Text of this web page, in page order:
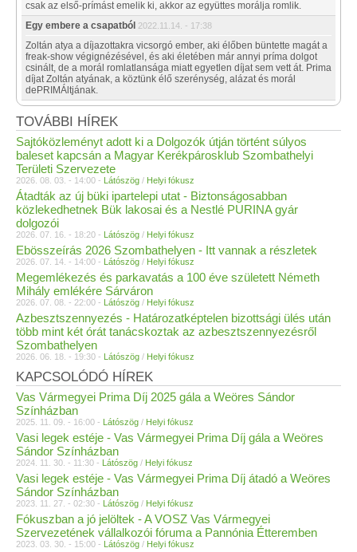
csak az első-prímást emelik ki, akkor az együttes morálja romlik.
Egy embere a csapatból 2022.11.14. - 17:38
Zoltán atya a díjazottakra vicsorgó ember, aki élőben büntette magát a
freak-show végignézésével, és aki életében már annyi príma dolgot
csinált, de a morál romlatlansága miatt egyetlen díjat sem vett át. Prima
díjat Zoltán atyának, a köztünk élő szerénység, alázat és morál
dePRIMÁltjának.
TOVÁBBI HÍREK
Sajtóközleményt adott ki a Dolgozók útján történt súlyos
baleset kapcsán a Magyar Kerékpárosklub Szombathelyi
Területi Szervezete
2026. 08. 03. - 14:00 - Látószög / Helyi fókusz
Átadták az új büki ipartelepi utat - Biztonságosabban
közlekedhetnek Bük lakosai és a Nestlé PURINA gyár
dolgozói
2026. 07. 16. - 18:20 - Látószög / Helyi fókusz
Ebösszeírás 2026 Szombathelyen - Itt vannak a részletek
2026. 07. 14. - 14:00 - Látószög / Helyi fókusz
Megemlékezés és parkavatás a 100 éve született Németh
Mihály emlékére Sárváron
2026. 07. 08. - 22:00 - Látószög / Helyi fókusz
Azbesztszennyezés - Határozatképtelen bizottsági ülés után
több mint két órát tanácskoztak az azbesztszennyezésről
Szombathelyen
2026. 06. 18. - 19:30 - Látószög / Helyi fókusz
KAPCSOLÓDÓ HÍREK
Vas Vármegyei Prima Díj 2025 gála a Weöres Sándor
Színházban
2025. 11. 09. - 16:00 - Látószög / Helyi fókusz
Vasi legek estéje - Vas Vármegyei Prima Díj gála a Weöres
Sándor Színházban
2024. 11. 30. - 11:30 - Látószög / Helyi fókusz
Vasi legek estéje - Vas Vármegyei Prima Díj átadó a Weöres
Sándor Színházban
2023. 11. 27. - 02:30 - Látószög / Helyi fókusz
Fókuszban a jó jelöltek - A VOSZ Vas Vármegyei
Szervezetének vállalkozói fóruma a Pannónia Étteremben
2023. 03. 30. - 15:00 - Látószög / Helyi fókusz